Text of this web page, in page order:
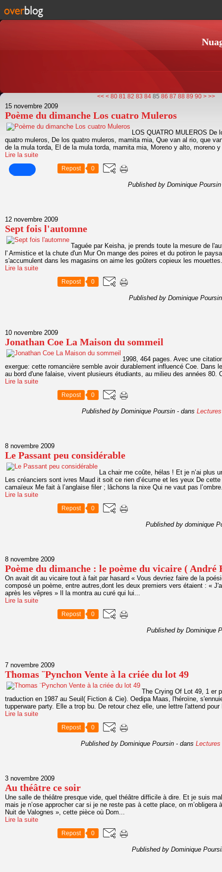
<< < 10
20
30
40
50
60
70
80 81 82 83 84 85 86 87 88 89 90 100
> >>
15 novembre 2009
Poème du dimanche Los cuatro Muleros
LOS QUATRO MULEROS De
quatro muleros, De los quatro muleros, mamita mia, Que van al rio, que
de la mula torda, El de la mula torda, mamita mia, Moreno y alto, moreno
Lire la suite
Repost 0
Published by Dominique Poursin
12 novembre 2009
Sept fois l'automne
Taguée par Keisha, je prends toute la mesure de
l' Armistice et la chute d'un Mur On mange des poires et du potiron le
s'accumulent dans les magasins on aime les goûters copieux les
Lire la suite
Repost 0
Published by Dominique Poursin
10 novembre 2009
Jonathan Coe La Maison du sommeil
1998, 464 pages. Avec une
exergue: cette romancière semble avoir durablement influencé Coe. Dans
au bord d'une falaise, vivent plusieurs étudiants, au milieu des années 80.
Lire la suite
Repost 0
Published by Dominique Poursin - dans
8 novembre 2009
Le Passant peu considérable
La chair me coûte, hélas ! Et je n’ai plus
Les créanciers sont ivres Maud it soit ce rien d’écume et les yeux De cette
camaïeux Me fait à l’anglaise filer ; lâchons la nixe Qui ne vaut pas
Lire la suite
Repost 0
Published by dominique
8 novembre 2009
Poème du dimanche : le poème du vicaire ( André
On avait dit au vicaire tout à fait par hasard « Vous devriez faire de la
composé un poème, entre autres,dont les deux premiers vers étaient : «
après les vêpres » Il la montra au curé qui lui...
Lire la suite
Repost 0
Published by Dominique
7 novembre 2009
Thomas ¨Pynchon Vente à la criée du lot 49
The Crying Of Lot 49, 1 er
traduction en 1987 au Seuil( Fiction & Cie). Oedipa Maas, l'héroïne,
tupperware party. Elle a trop bu. De retour chez elle, une lettre l'attend
Lire la suite
Repost 0
Published by Dominique Poursin - dans
3 novembre 2009
Au théâtre ce soir
Une salle de théâtre presque vide, quel théâtre difficile à dire. Et je suis
mais je n’ose approcher car si je ne reste pas à cette place, on m’obligera
Nuit de Valognes », cette pièce où Dom...
Lire la suite
Repost 0
Published by Dominique